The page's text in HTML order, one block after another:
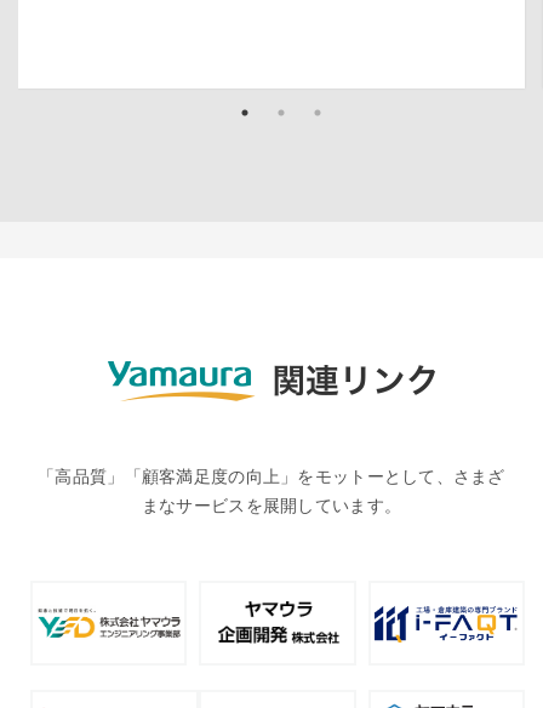
「高品質」「顧客満足度の向上」をモットーとして、さまざ
まなサービスを展開しています。